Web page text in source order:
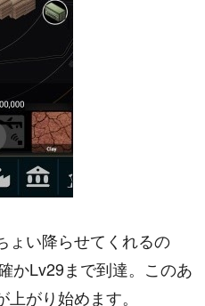
ょい降らせてくれるの
かLv29まで到達。このあ
がり始めます。